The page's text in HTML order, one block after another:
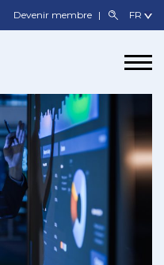
Devenir membre